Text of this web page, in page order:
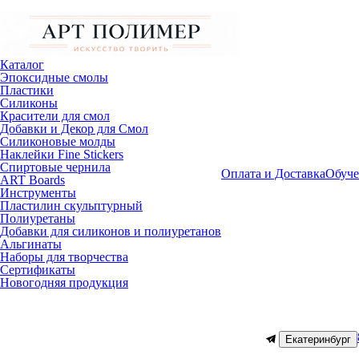
Каталог
Эпоксидные смолы
Пластики
Силиконы
Красители для смол
Добавки и Декор для Смол
Силиконовые молды
Наклейки Fine Stickers
Спиртовые чернила
ART Boards
Инструменты
Пластилин скульптурный
Полиуретаны
Добавки для силиконов и полиуретанов
Альгинаты
Наборы для творчества
Сертификаты
Новогодняя продукция
Оплата и Доставка
Екатеринбург